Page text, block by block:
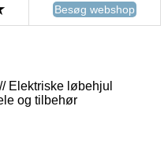
Besøg webshop
Elektriske løbehjul
og tilbehør